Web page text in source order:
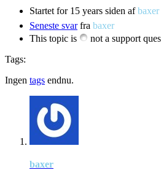
Startet for 15 years siden afbaxer
Seneste svarfra baxer
This topic is
not a support
Tags:
Ingen tags endnu.
baxer